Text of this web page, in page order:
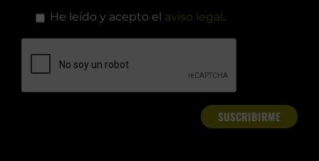
He leído y acepto el aviso legal .